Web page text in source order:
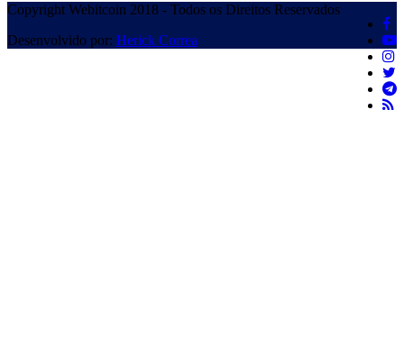
Copyright Webitcoin 2018 - Todos os Direitos Reservados
Desenvolvido por: Herick Correa